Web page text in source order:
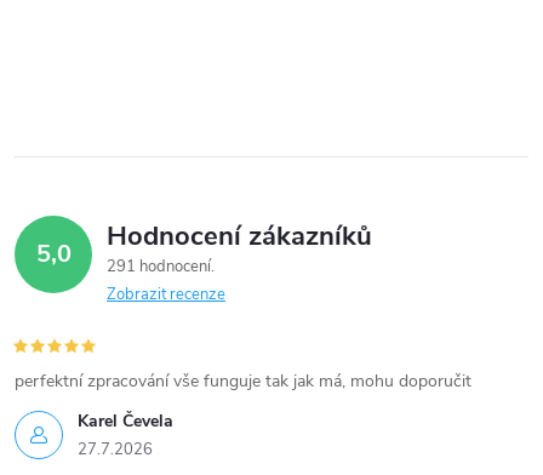
y
ý
p
i
s
u
5,0 Hodnocení zákazníků
291 hodnocení
Zobrazit recenze
Karel Čevela
27.7.2026
perfektní zpracování vše funguje tak jak má, mohu doporučit